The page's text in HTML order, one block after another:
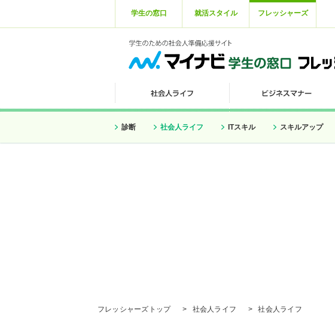
学生の窓口 就活スタイル フレッシャーズ
診断 社会人ライフ ITスキル スキルアップ
フレッシャーズトップ > 社会人ライフ >
社会人ライフ